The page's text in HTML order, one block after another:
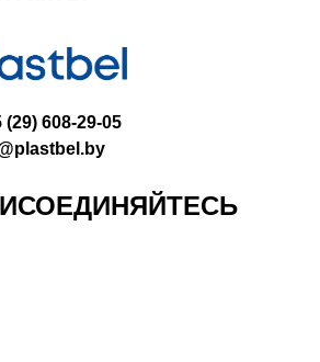
(29) 608-29-05